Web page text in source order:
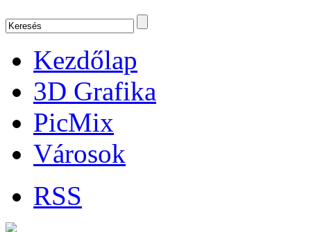
Kezdőlap
3D Grafika
PicMix
Városok
RSS